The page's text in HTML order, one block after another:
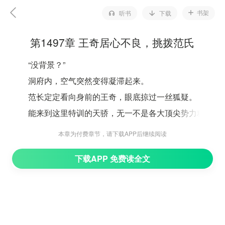
听书 下载 书架
第1497章 王奇居心不良，挑拨范氏
“没背景？”
洞府内，空气突然变得凝滞起来。
范长定定看向身前的王奇，眼底掠过一丝狐疑。
能来到这里特训的天骄，无一不是各大顶尖势力精心
培养的天之骄子，天赋，背景缺一不可。
他暗中调查过，楚玄可是幻境酒馆送来的人选。
本章为付费章节，请下载APP后继续阅读
下载APP 免费读全文